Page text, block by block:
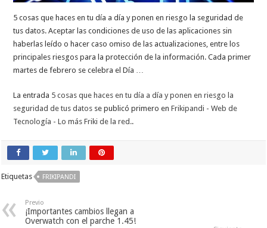
5 cosas que haces en tu día a día y ponen en riesgo la seguridad de
tus datos. Aceptar las condiciones de uso de las aplicaciones sin
haberlas leído o hacer caso omiso de las actualizaciones, entre los
principales riesgos para la protección de la información. Cada primer
martes de febrero se celebra el Día …
La entrada 5 cosas que haces en tu día a día y ponen en riesgo la
seguridad de tus datos se publicó primero enFrikipandi - Web de
Tecnología - Lo más Friki de la red..
Etiquetas FRIKIPANDI
Previo
¡Importantes cambios llegan a
Overwatch con el parche 1.45!